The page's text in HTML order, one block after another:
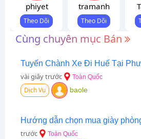
phiyet tramanh
Cùng chuyên mục Bán
Tuyến Chành Xe Đi Huế Tại
vài giây trước
Toàn Quốc
Dịch Vụ baole
Hướng dẫn chọn mua giày
trước
Toàn Quốc